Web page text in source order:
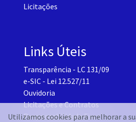
Licitações
Links Úteis
Transparência - LC 131/09
e-SIC - Lei 12.527/11
Ouvidoria
Licitações e Contratos
Responsabilidade Fiscal
Utilizamos cookies para melhorar a